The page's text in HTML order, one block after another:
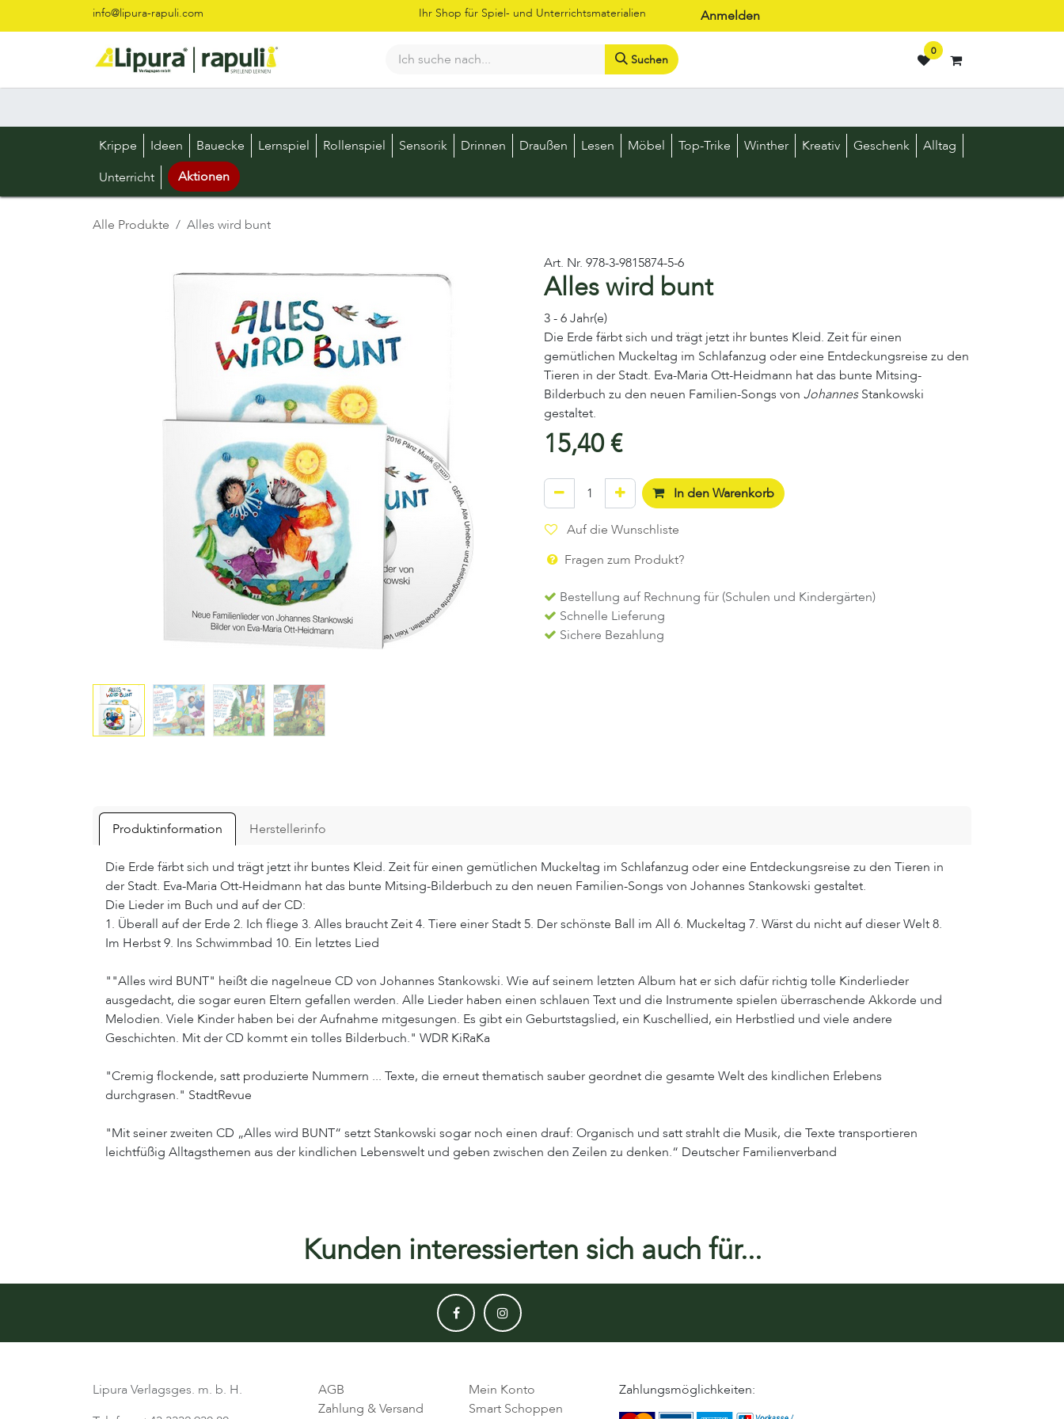
Zum Inhalt springeninfo@lipura-rapuli.com Ihr Shop für Spiel- und Unterrichtsmaterialien Anmelden
Suchen
0
Krippe Ideen Bauecke Lernspiel Rollenspiel Sensorik Drinnen Draußen Lesen Möbel Top-Trike Winther Kreativ Geschenk
Alltag
Unterricht
Aktionen
Alle Produkte Alles wird bunt
Art. Nr. 978-3-9815874-5-6
Alles wird bunt
3 - 6 Jahr(e)
Die Erde färbt sich und trägt jetzt ihr buntes Kleid. Zeit für einen
gemütlichen Muckeltag im Schlafanzug oder eine Entdeckungsreise zu den
Tieren in der Stadt. Eva-Maria Ott-Heidmann hat das bunte Mitsing-
Bilderbuch zu den neuen Familien-Songs von JohannesStankowski
gestaltet.
15,40€
In den Warenkorb
Auf die Wunschliste
Fragen zum Produkt?
Bestellung auf Rechnung für (Schulen und Kindergärten)
Schnelle Lieferung
Sichere Bezahlung
Produktinformation Herstellerinfo
Die Erde färbt sich und trägt jetzt ihr buntes Kleid. Zeit für einen gemütlichen Muckeltag im Schlafanzug oder eine Entdeckungsreise zu den Tieren in
der Stadt. Eva-Maria Ott-Heidmann hat das bunte Mitsing-Bilderbuch zu den neuen Familien-Songs von Johannes Stankowski gestaltet.
Die Lieder im Buch und auf der CD:
1. Überall auf der Erde 2. Ich fliege 3. Alles braucht Zeit 4. Tiere einer Stadt 5. Der schönste Ball im All 6. Muckeltag 7. Wärst du nicht auf dieser Welt 8.
Im Herbst 9. Ins Schwimmbad 10. Ein letztes Lied
""Alles wird BUNT" heißt die nagelneue CD von Johannes Stankowski. Wie auf seinem letzten Album hat er sich dafür richtig tolle Kinderlieder
ausgedacht, die sogar euren Eltern gefallen werden. Alle Lieder haben einen schlauen Text und die Instrumente spielen überraschende Akkorde und
Melodien. Viele Kinder haben bei der Aufnahme mitgesungen. Es gibt ein Geburtstagslied, ein Kuschellied, ein Herbstlied und viele andere
Geschichten. Mit der CD kommt ein tolles Bilderbuch." WDR KiRaKa
"Cremig flockende, satt produzierte Nummern ... Texte, die erneut thematisch sauber geordnet die gesamte Welt des kindlichen Erlebens
durchgrasen." StadtRevue
"Mit seiner zweiten CD „Alles wird BUNT“ setzt Stankowski sogar noch einen drauf: Organisch und satt strahlt die Musik, die Texte transportieren
leichtfüßig Alltagsthemen aus der kindlichen Lebenswelt und geben zwischen den Zeilen zu denken.“ Deutscher Familienverband
Kunden interessierten sich auch für...
Lipura Verlagsges. m. b. H.
AGB
Zahlung & Versand
Mein Konto
Smart Schoppen
Zahlungsmöglichkeiten: